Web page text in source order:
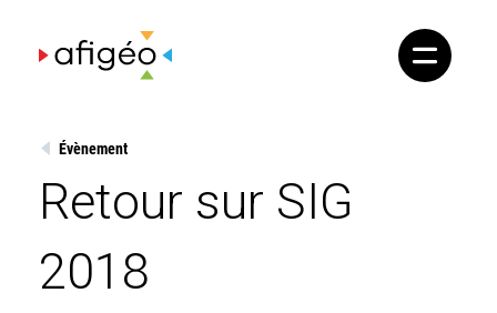
content
Évènement
Retour sur SIG
2018